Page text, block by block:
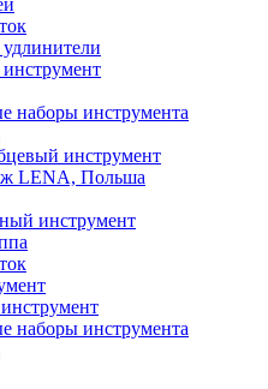
наборы инструмента
инструмент
LENA, Польша
инструмент
наборы инструмента